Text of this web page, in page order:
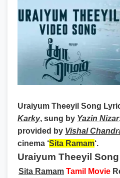
Uraiyum Theeyil Song
Karky, sung by Yazin Nizar
provided by Vishal
cinema ‘Sita Ramam‘.
Uraiyum Theeyil
Sita Ramam Tamil Movie